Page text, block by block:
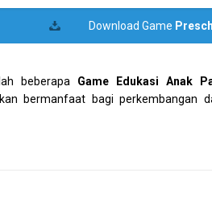
Download Game
beberapa Game Edukasi Anak
bermanfaat bagi perkembangan